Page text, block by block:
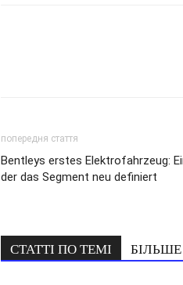
попередня стаття
Bentleys erstes Elektrofahrzeug:
der das Segment neu definiert
СТАТТІ ПО ТЕМІ БІЛЬШЕ